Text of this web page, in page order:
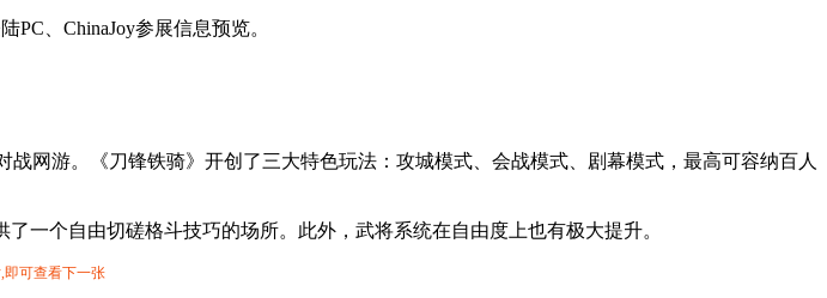
、ChinaJoy参展信息预览。
网游。《刀锋铁骑》开创了三大特色玩法：攻城模式、会战模式、剧幕模式，最高可容纳百人
一个自由切磋格斗技巧的场所。此外，武将系统在自由度上也有极大提升。
即可查看下一张